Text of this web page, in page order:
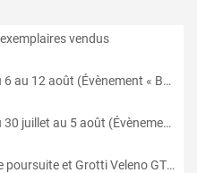
vendus
GTA Online : Détails des bonus du 6 au 12 août (Évènement « Braquages de l'été » - Suite et fin)
GTA Online : Détails des bonus du 30 juillet au 5 août (Évènement « Braquages d'été »)
GTA Online : Les Pegassi Ignus de poursuite et Grotti Veleno GT sont maintenant disponibles